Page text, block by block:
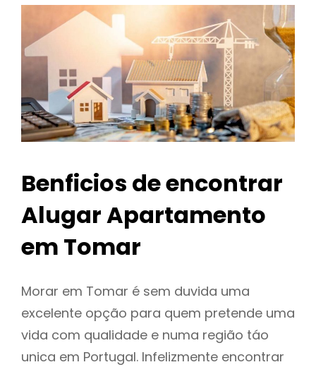
Benficios de encontrar
Alugar Apartamento
em Tomar
Morar em Tomar é sem duvida uma
excelente opção para quem pretende uma
vida com qualidade e numa região táo
unica em Portugal. Infelizmente encontrar